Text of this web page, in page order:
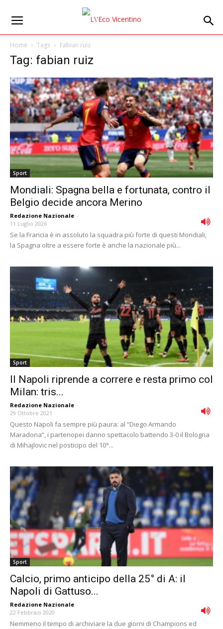
Home Tags Fabian ruiz
Tag: fabian ruiz
Sport
Mondiali: Spagna bella e fortunata, contro il
Belgio decide ancora Merino
Redazione Nazionale -
11 Luglio 2026
Se la Francia è in assoluto la squadra più forte di questi Mondiali,
la Spagna oltre a essere forte è anche la nazionale più...
Sport
Il Napoli riprende a correre e resta primo col
Milan: tris...
Redazione Nazionale -
29 Ottobre 2021
Questo Napoli fa sempre più paura: al “Diego Armando
Maradona”, i partenopei danno spettacolo battendo 3-0 il Bologna
di Mihajlovic nel posticipo del 10°...
Sport
Calcio, primo anticipo della 25° di A: il
Napoli di Gattuso...
Redazione Nazionale -
22 Febbraio 2020
Nemmeno il tempo di archiviare la due giorni di Champions ed